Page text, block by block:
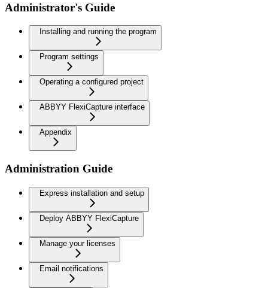
Administrator's Guide
Installing and running the program
Program settings
Operating a configured project
ABBYY FlexiCapture interface
Appendix
Administration Guide
Express installation and setup
Deploy ABBYY FlexiCapture
Manage your licenses
Email notifications